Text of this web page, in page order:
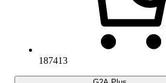
187413